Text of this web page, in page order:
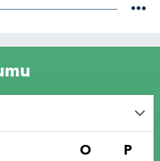
O P